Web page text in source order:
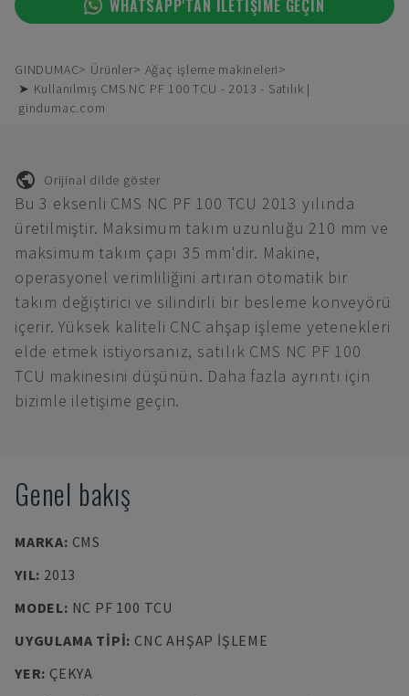
WHATSAPP'TAN ILETIŞIME GEÇIN
GINDUMAC Ürünler
Ağaç işleme makineleri
➤ Kullanılmış CMS NC PF 100 TCU - 2013 - Satılık |
gindumac.com
Orijinal dilde göster
Bu 3 eksenli CMS NC PF 100 TCU 2013 yılında
üretilmiştir. Maksimum takım uzunluğu 210 mm ve
maksimum takım çapı 35 mm'dir. Makine,
operasyonel verimliliğini artıran otomatik bir
takım değiştirici ve silindirli bir besleme konveyörü
içerir. Yüksek kaliteli CNC ahşap işleme yetenekleri
elde etmek istiyorsanız, satılık CMS NC PF 100
TCU makinesini düşünün. Daha fazla ayrıntı için
bizimle iletişime geçin.
Genel bakış
MARKA: CMS
YIL: 2013
MODEL: NC PF 100 TCU
UYGULAMA TIPI: CNC AHŞAP İŞLEME
YER: ÇEKYA